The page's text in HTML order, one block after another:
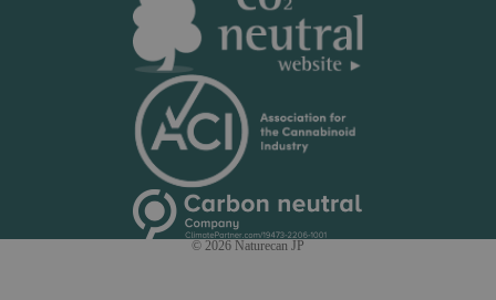
© 2026 Naturecan JP